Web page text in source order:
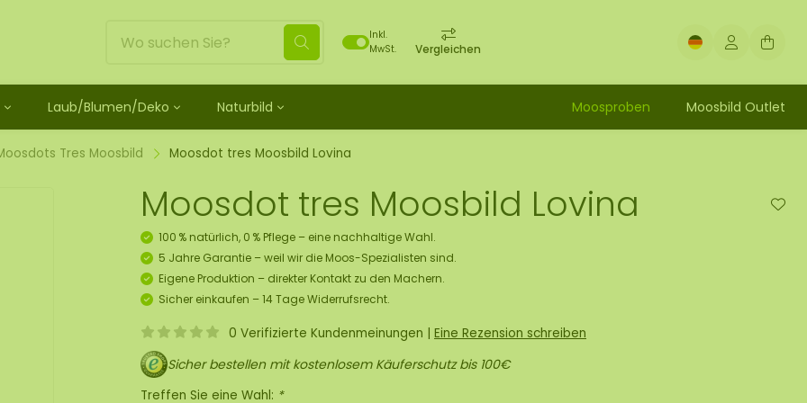
Inkl.
MwSt.
Vergleichen
Decken
Moosdots Moosbild [TIP]
Moosdots Cinco Moosbild
Moosdots-Set Moosbild
und Spray
Set zum Selbermachen
Loses Moos behandelt
Kugelmoos
Fluff moos
ECO Moos [Budget]
Laub/Blumen/Deko Naturbild Moosproben Moosbild Outlet
Tres Moosbild Moosdot tres Moosbild Lovina
Moosdot tres Moosbild Lovina
100 % natürlich, 0 % Pflege – eine nachhaltige Wahl.
5 Jahre Garantie – weil wir die Moos-Spezialisten sind.
Eigene Produktion – direkter Kontakt zu den Machern.
Sicher einkaufen – 14 Tage Widerrufsrecht.
0 Verifizierte Kundenmeinungen | Eine Rezension schreiben
Sicher bestellen mit kostenlosem Käuferschutz bis 100€
Treffen Sie eine Wahl: *